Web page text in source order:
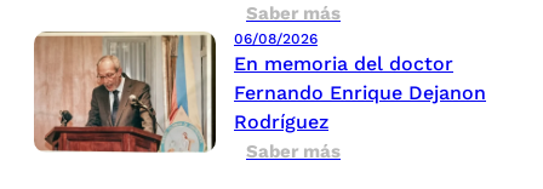
Saber más
06/08/2026
En memoria del doctor
Fernando Enrique Dejanon
Rodríguez
Saber más